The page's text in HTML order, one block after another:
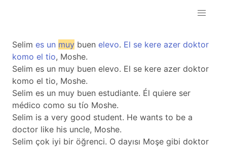
Selim es un muy buen elevo. El se kere azer doktor
komo el tio, Moshe.
Selim es un muy buen elevo. El se kere azer doktor
komo el tio, Moshe.
Selim es un muy buen estudiante. Él quiere ser
médico como su tío Moshe.
Selim is a very good student. He wants to be a
doctor like his uncle, Moshe.
Selim çok iyi bir öğrenci. O dayısı Moşe gibi doktor